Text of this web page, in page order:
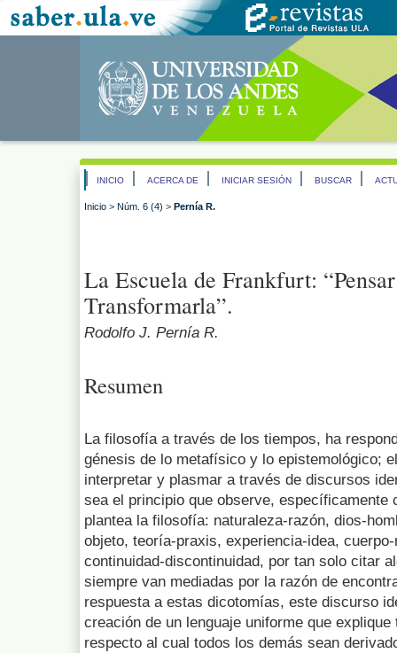
INICIO ACERCA DE INICIAR SESIÓN BUSCAR
Inicio > Núm. 6 (4) > Pernía R.
La Escuela de Frankfurt:
Transformarla”.
Rodolfo J. Pernía R.
Resumen
La filosofía a través de los tiempos, ha
génesis de lo metafísico y lo epistemológico;
interpretar y plasmar a través de discursos
sea el principio que observe, específicamente
plantea la filosofía: naturaleza-razón, dios-
objeto, teoría-praxis, experiencia-idea,
continuidad-discontinuidad, por tan solo citar
siempre van mediadas por la razón de
respuesta a estas dicotomías, este discurso
creación de un lenguaje uniforme que
respecto al cual todos los demás sean